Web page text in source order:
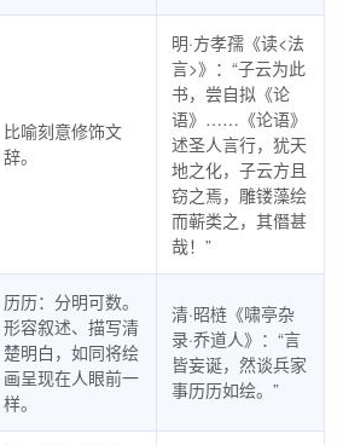
比喻刻意修饰文
辞。
明·方孝孺《读<法
言>》：“子云为此
书，尝自拟《论
语》……《论语》
述圣人言行，犹天
地之化，子云方且
窃之焉，雕镂藻绘
而蕲类之，其僭甚
哉！”
历历：分明可数。
形容叙述、描写清
楚明白，如同将绘
画呈现在人眼前一
样。
清·昭梿《啸亭杂
录·乔道人》：“言
皆妄诞，然谈兵家
事历历如绘。”